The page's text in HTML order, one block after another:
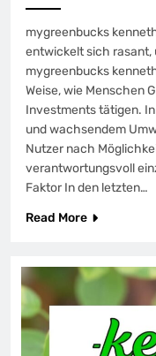
mygreenbucks
entwickelt sich rasant,
mygreenbucks
Weise, wie Menschen
Investments tätigen.
und wachsendem
Nutzer nach
verantwortungsvoll
Faktor In den letzten…
Read More